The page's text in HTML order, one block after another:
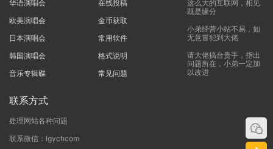
华语演唱会
欧美演唱会
日本演唱会
韩国演唱会
音乐专辑碟
在线投稿
金币获取
常用软件
格式说明
常见问题
这么大的互联网，相见
既是缘分
小弟经营小站不易，如
无意冒犯到大佬
请大佬搞台贵手，指出
问题所在，小弟一定加
以改进
联系方式
处理网站各种问题
联系微信：lgychcom